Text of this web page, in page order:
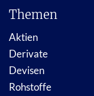
Themen
Aktien
Derivate
Devisen
Rohstoffe